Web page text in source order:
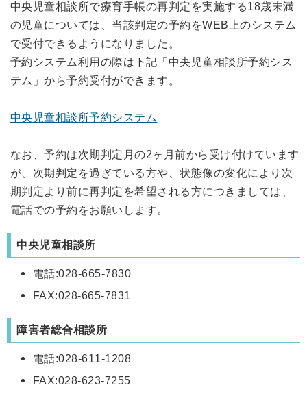
中央児童相談所で療育手帳の再判定を実施する18歳未満
の児童については、当該判定の予約をWEB上のシステム
で受付できるようになりました。
予約システム利用の際は下記「中央児童相談所予約シス
テム」から予約受付ができます。
中央児童相談所予約システム
なお、予約は次期判定月の2ヶ月前から受け付けています
が、次期判定を過ぎている方や、状態像の変化により次
期判定より前に再判定を希望される方につきましては、
電話での予約をお願いします。
中央児童相談所
電話:028-665-7830
FAX:028-665-7831
障害者総合相談所
電話:028-611-1208
FAX:028-623-7255